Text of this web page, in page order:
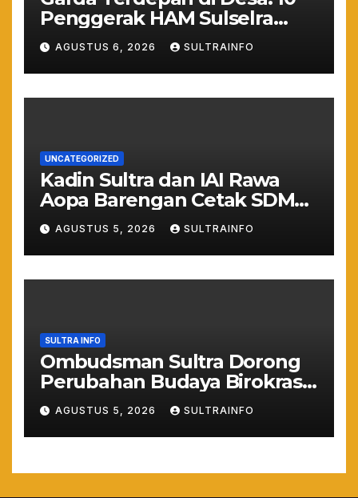
Penggerak HAM Sulselra
Resmi Bertugas Mengawal
Asta Cita Prabowo
AGUSTUS 6, 2026 SULTRAINFO
UNCATEGORIZED
Kadin Sultra dan IAI Rawa
Aopa Barengan Cetak SDM
Siap Kerja dan Wirausaha
Muda
AGUSTUS 5, 2026 SULTRAINFO
SULTRA INFO
Ombudsman Sultra Dorong
Perubahan Budaya Birokrasi
Lewat Penilaian
Maladministrasi 2026
AGUSTUS 5, 2026 SULTRAINFO